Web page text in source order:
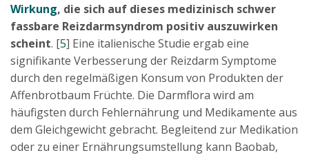
Wirkung, die sich auf dieses medizinisch schwer
fassbare Reizdarmsyndrom positiv auszuwirken
scheint. [5] Eine italienische Studie ergab eine
signifikante Verbesserung der Reizdarm Symptome
durch den regelmäßigen Konsum von Produkten der
Affenbrotbaum Früchte. Die Darmflora wird am
häufigsten durch Fehlernährung und Medikamente aus
dem Gleichgewicht gebracht. Begleitend zur Medikation
oder zu einer Ernährungsumstellung kann Baobab,